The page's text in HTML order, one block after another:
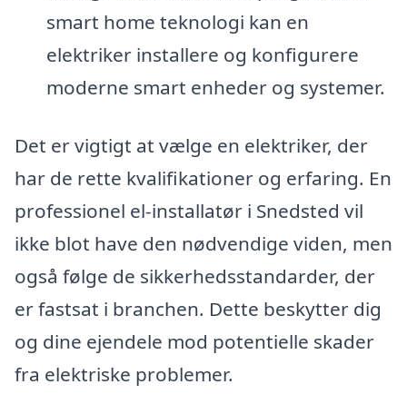
smart home teknologi kan en
elektriker installere og konfigurere
moderne smart enheder og systemer.
Det er vigtigt at vælge en elektriker, der
har de rette kvalifikationer og erfaring. En
professionel el-installatør i Snedsted vil
ikke blot have den nødvendige viden, men
også følge de sikkerhedsstandarder, der
er fastsat i branchen. Dette beskytter dig
og dine ejendele mod potentielle skader
fra elektriske problemer.